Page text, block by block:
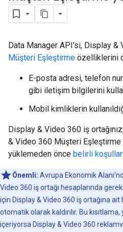
Data Manager API'si, Display &
Müşteri Eşleştirme özelliklerini
E-posta adresi, telefon
gibi iletişim bilgilerini
Mobil kimliklerin
Display & Video 360 iş
& Video 360 Müşteri Eşleştirme
yüklemeden önce belirli
Önemli: Avrupa Ekonomik
Video 360 iş ortağı hesaplarında
için Display & Video 360 iş ortağına
otomatik olarak kaldırılır. Bu
içeriyorsa Display & Video 360